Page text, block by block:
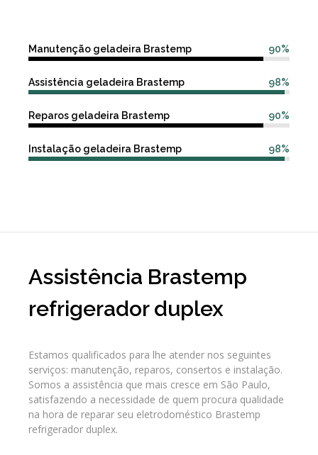
90%
Manutenção geladeira Brastemp
98%
Assistência geladeira Brastemp
90%
Reparos geladeira Brastemp
98%
Instalação geladeira Brastemp
Assistência Brastemp
refrigerador duplex
Estamos qualificados para lhe atender nos seguintes
serviços: manutenção, reparos, consertos e instalação.
Somos a assistência que mais cresce em São Paulo,
satisfazendo a necessidade de quem procura qualidade
na hora de reparar seu eletrodoméstico Brastemp
refrigerador duplex.